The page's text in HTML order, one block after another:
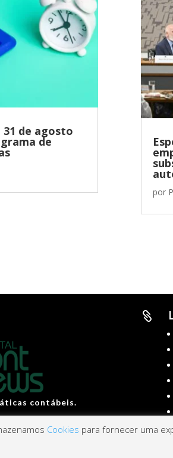
de agosto
de
por
contábeis.

Portal
Cookies para fornecer uma